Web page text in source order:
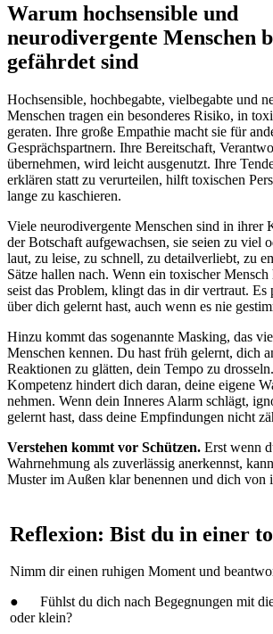
Warum hochsensible und
neurodivergente Menschen
gefährdet sind
Hochsensible, hochbegabte, vielbegabte und
Menschen tragen ein besonderes Risiko, in
geraten. Ihre große Empathie macht sie für
Gesprächspartnern. Ihre Bereitschaft,
übernehmen, wird leicht ausgenutzt. Ihre
erklären statt zu verurteilen, hilft toxischen
lange zu kaschieren.
Viele neurodivergente Menschen sind in ihrer
der Botschaft aufgewachsen, sie seien zu viel
laut, zu leise, zu schnell, zu detailverliebt, zu
Sätze hallen nach. Wenn ein toxischer Mensch
seist das Problem, klingt das in dir vertraut. Es
über dich gelernt hast, auch wenn es nie
Hinzu kommt das sogenannte Masking, das
Menschen kennen. Du hast früh gelernt, dich
Reaktionen zu glätten, dein Tempo zu
Kompetenz hindert dich daran, deine eigene
nehmen. Wenn dein Inneres Alarm schlägt,
gelernt hast, dass deine Empfindungen nicht
Verstehen kommt vor Schützen. Erst wenn
Wahrnehmung als zuverlässig anerkennst,
Muster im Außen klar benennen und dich von
Reflexion: Bist du in einer
Nimm dir einen ruhigen Moment und
● Fühlst du dich nach Begegnungen mit
oder klein?